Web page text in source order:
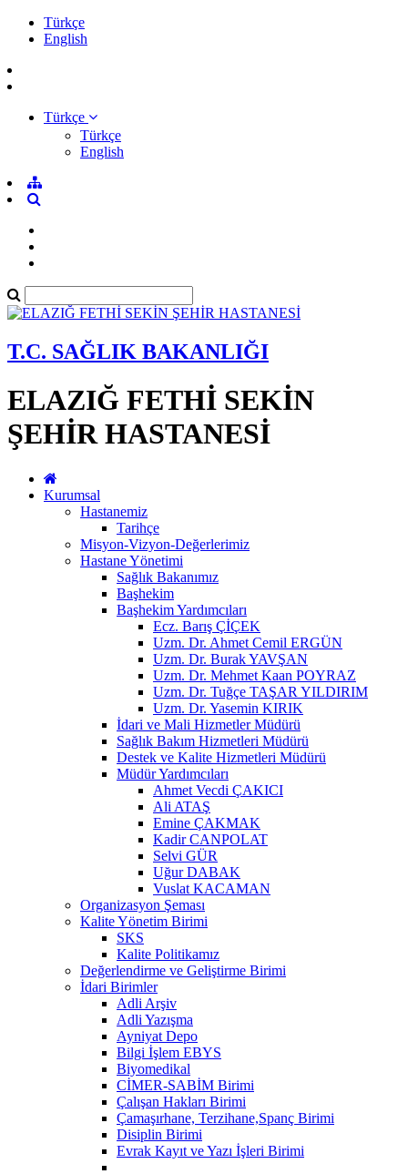
Türkçe
English
Türkçe
Türkçe
English
T.C. SAĞLIK BAKANLIĞI
ELAZIĞ FETHİ SEKİN
ŞEHİR HASTANESİ
Kurumsal
Hastanemiz
Tarihçe
Misyon-Vizyon-Değerlerimiz
Hastane Yönetimi
Sağlık Bakanımız
Başhekim
Başhekim Yardımcıları
Ecz. Barış ÇİÇEK
Uzm. Dr. Ahmet Cemil ERGÜN
Uzm. Dr. Burak YAVŞAN
Uzm. Dr. Mehmet Kaan POYRAZ
Uzm. Dr. Tuğçe TAŞAR YILDIRIM
Uzm. Dr. Yasemin KIRIK
İdari ve Mali Hizmetler Müdürü
Sağlık Bakım Hizmetleri Müdürü
Destek ve Kalite Hizmetleri Müdürü
Müdür Yardımcıları
Ahmet Vecdi ÇAKICI
Ali ATAŞ
Emine ÇAKMAK
Kadir CANPOLAT
Selvi GÜR
Uğur DABAK
Vuslat KACAMAN
Organizasyon Şeması
Kalite Yönetim Birimi
SKS
Kalite Politikamız
Değerlendirme ve Geliştirme Birimi
İdari Birimler
Adli Arşiv
Adli Yazışma
Ayniyat Depo
Bilgi İşlem EBYS
Biyomedikal
CİMER-SABİM Birimi
Çalışan Hakları Birimi
Çamaşırhane, Terzihane,Spanç Birimi
Disiplin Birimi
Evrak Kayıt ve Yazı İşleri Birimi